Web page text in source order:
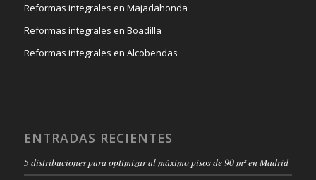
Reformas integrales en Majadahonda
Reformas integrales en Boadilla
Reformas integrales en Alcobendas
ENTRADAS RECIENTES
5 distribuciones para optimizar al máximo pisos de 90 m² en Madrid